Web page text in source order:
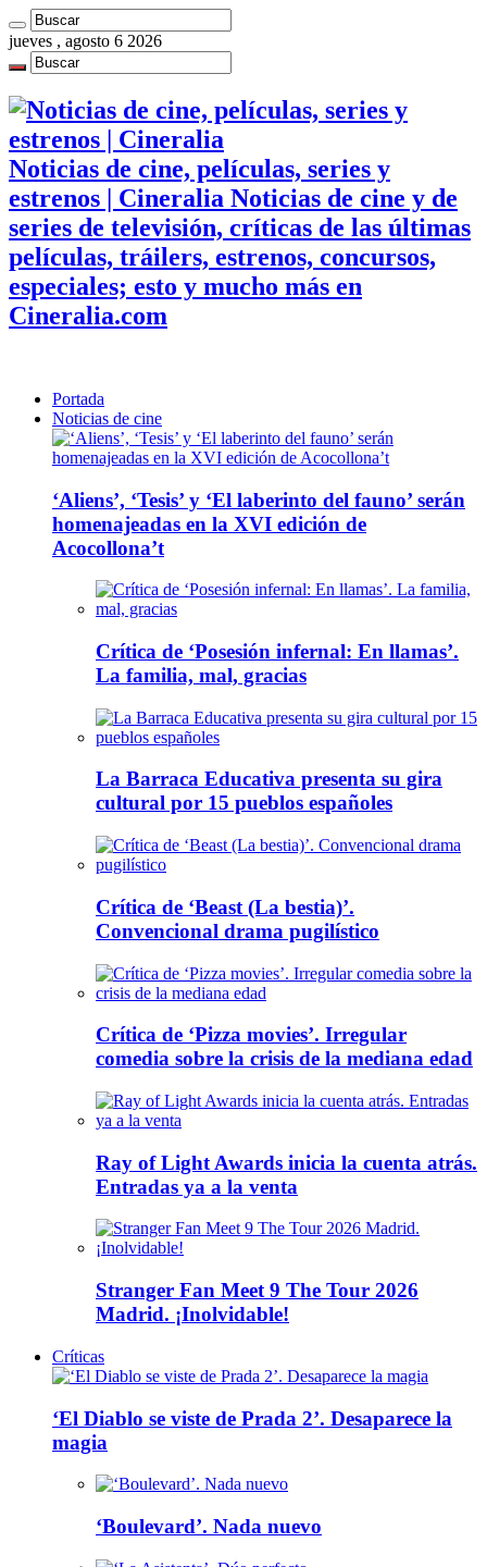
jueves , agosto 6 2026
Noticias de cine, películas, series y
estrenos | Cineralia Noticias de cine y de
series de televisión, críticas de las últimas
películas, tráilers, estrenos, concursos,
especiales; esto y mucho más en
Cineralia.com
Portada
Noticias de cine
‘Aliens’, ‘Tesis’ y ‘El laberinto del fauno’ serán
homenajeadas en la XVI edición de
Acocollona’t
Crítica de ‘Posesión infernal: En llamas’.
La familia, mal, gracias
La Barraca Educativa presenta su gira
cultural por 15 pueblos españoles
Crítica de ‘Beast (La bestia)’.
Convencional drama pugilístico
Crítica de ‘Pizza movies’. Irregular
comedia sobre la crisis de la mediana edad
Ray of Light Awards inicia la cuenta atrás.
Entradas ya a la venta
Stranger Fan Meet 9 The Tour 2026
Madrid. ¡Inolvidable!
Críticas
‘El Diablo se viste de Prada 2’. Desaparece la
magia
‘Boulevard’. Nada nuevo